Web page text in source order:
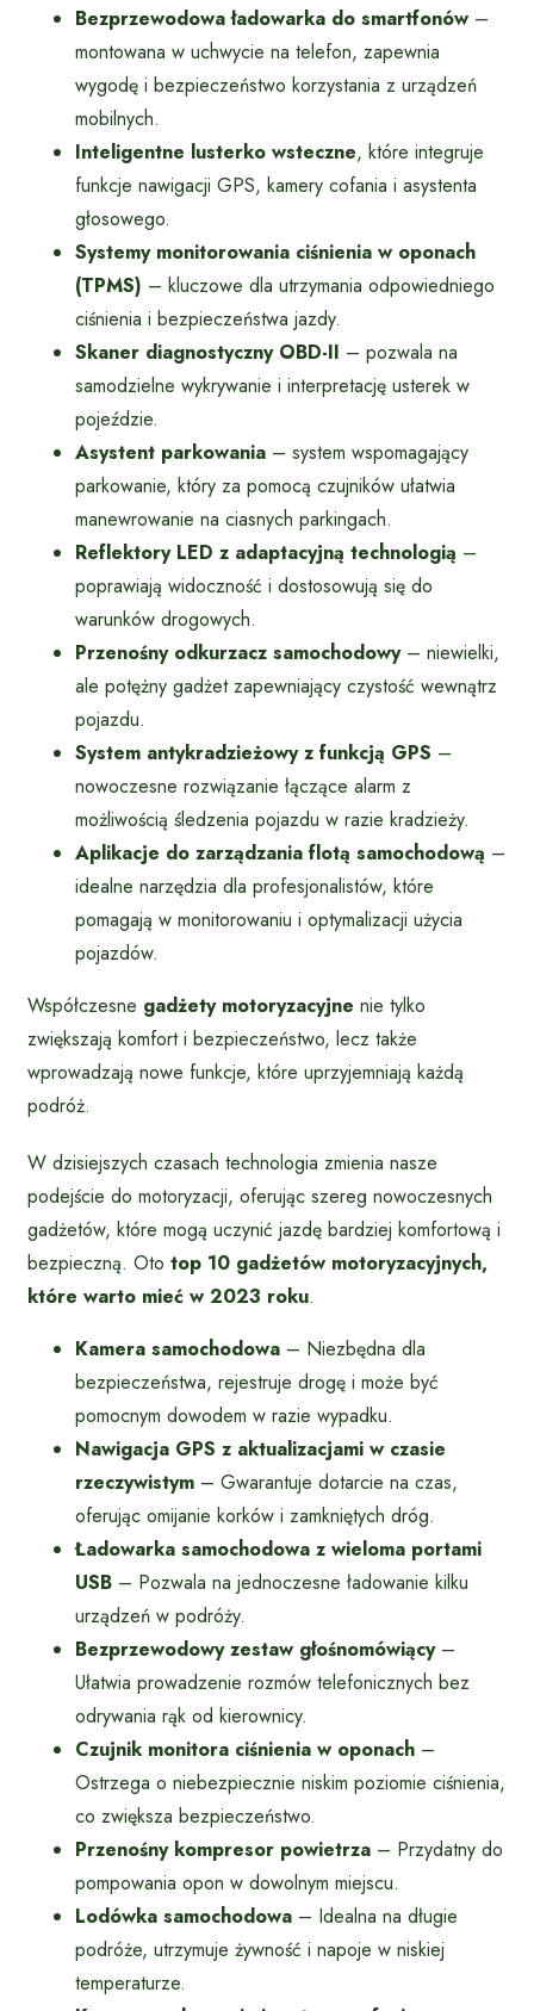
Bezprzewodowa ładowarka do smartfonów –
montowana w uchwycie na telefon, zapewnia
wygodę i bezpieczeństwo korzystania z urządzeń
mobilnych.
Inteligentne lusterko wsteczne, które integruje
funkcje nawigacji GPS, kamery cofania i asystenta
głosowego.
Systemy monitorowania ciśnienia w oponach
(TPMS) – kluczowe dla utrzymania odpowiedniego
ciśnienia i bezpieczeństwa jazdy.
Skaner diagnostyczny OBD-II – pozwala na
samodzielne wykrywanie i interpretację usterek w
pojeździe.
Asystent parkowania – system wspomagający
parkowanie, który za pomocą czujników ułatwia
manewrowanie na ciasnych parkingach.
Reflektory LED z adaptacyjną technologią –
poprawiają widoczność i dostosowują się do
warunków drogowych.
Przenośny odkurzacz samochodowy– niewielki,
ale potężny gadżet zapewniający czystość wewnątrz
pojazdu.
System antykradzieżowy z funkcją GPS –
nowoczesne rozwiązanie łączące alarm z
możliwością śledzenia pojazdu w razie kradzieży.
Aplikacje do zarządzania flotą samochodową –
idealne narzędzia dla profesjonalistów, które
pomagają w monitorowaniu i optymalizacji użycia
pojazdów.
Współczesne gadżety motoryzacyjne nie tylko
zwiększają komfort i bezpieczeństwo, lecz także
wprowadzają nowe funkcje, które uprzyjemniają każdą
podróż.
W dzisiejszych czasach technologia zmienia nasze
podejście do motoryzacji, oferując szereg nowoczesnych
gadżetów, które mogą uczynić jazdę bardziej komfortową i
bezpieczną. Oto top 10 gadżetów motoryzacyjnych,
które warto mieć w 2023 roku.
Kamera samochodowa – Niezbędna dla
bezpieczeństwa, rejestruje drogę i może być
pomocnym dowodem w razie wypadku.
Nawigacja GPS z aktualizacjami w czasie
rzeczywistym – Gwarantuje dotarcie na czas,
oferując omijanie korków i zamkniętych dróg.
Ładowarka samochodowa z wieloma portami
USB – Pozwala na jednoczesne ładowanie kilku
urządzeń w podróży.
Bezprzewodowy zestaw głośnomówiący–
Ułatwia prowadzenie rozmów telefonicznych bez
odrywania rąk od kierownicy.
Czujnik monitora ciśnienia w oponach –
Ostrzega o niebezpiecznie niskim poziomie ciśnienia,
co zwiększa bezpieczeństwo.
Przenośny kompresor powietrza – Przydatny do
pompowania opon w dowolnym miejscu.
Lodówka samochodowa – Idealna na długie
podróże, utrzymuje żywność i napoje w niskiej
temperaturze.